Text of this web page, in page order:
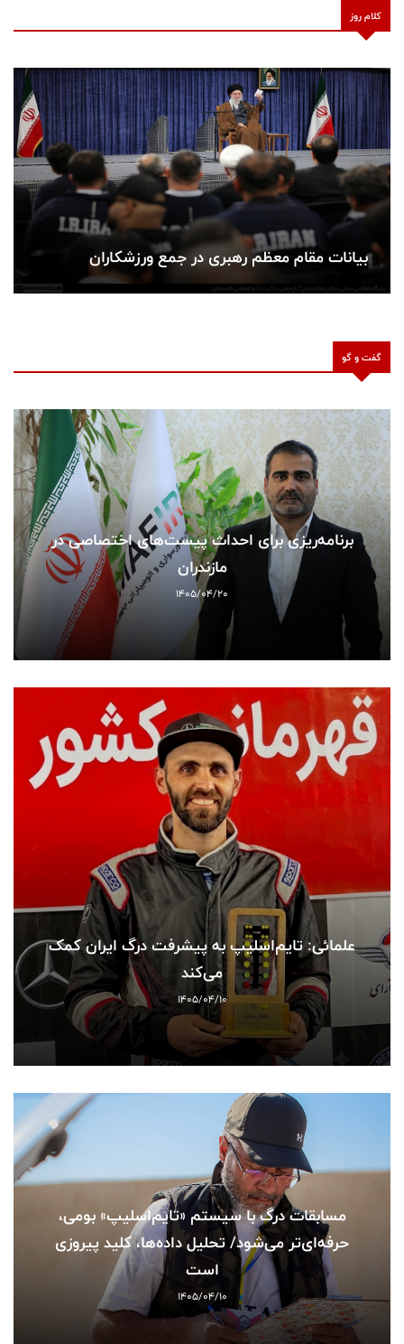
کلام روز
بیانات مقام معظم رهبری در جمع ورزشکاران
گفت و گو
برنامه‌ریزی برای احداث پیست‌های اختصاصی در
مازندران
1405/04/20
علمائی: تایم‌اسلیپ به پیشرفت درگ ایران کمک
می‌کند
1405/04/10
مسابقات درگ با سیستم «تایم‌اسلیپ» بومی،
حرفه‌ای‌تر می‌شود/ تحلیل داده‌ها، کلید پیروزی
است
1405/04/10